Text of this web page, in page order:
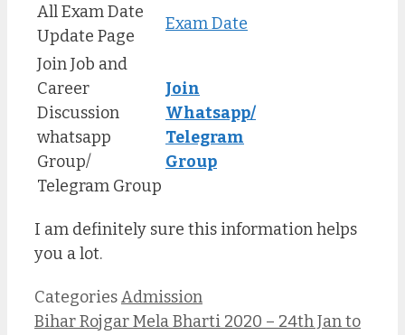
All Exam Date
Update Page
Exam Date
Join Job and
Career
Discussion
whatsapp
Group/
Telegram Group
Join
Whatsapp/
Telegram
Group
I am definitely sure this information helps
you a lot.
CategoriesAdmission
Bihar Rojgar Mela Bharti 2020 – 24th Jan to